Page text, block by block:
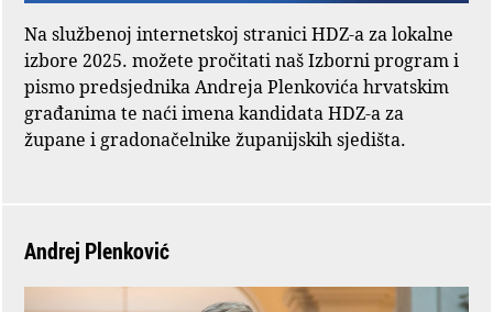
Na službenoj internetskoj stranici HDZ-a za lokalne
izbore 2025. možete pročitati naš Izborni program i
pismo predsjednika Andreja Plenkovića hrvatskim
građanima te naći imena kandidata HDZ-a za
župane i gradonačelnike županijskih sjedišta.
Andrej Plenković